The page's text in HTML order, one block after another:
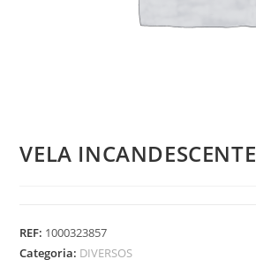
VELA INCANDESCENTE
REF: 1000323857
Categoria: DIVERSOS